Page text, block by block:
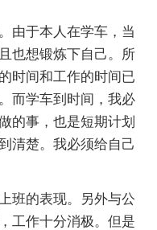
于本人在学车，当
也想锻炼下自己。所
时间和工作的时间已
而学车到时间，我必
的事，也是短期计划
清楚。我必须给自己
的表现。另外与公
工作十分消极。但是